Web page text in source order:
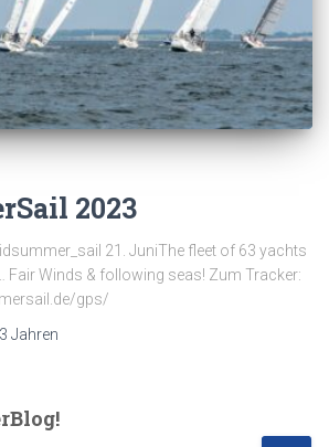
2023
21. JuniThe fleet of 63 yachts
Fair Winds & following seas! Zum Tracker:
gps/
3 Jahren